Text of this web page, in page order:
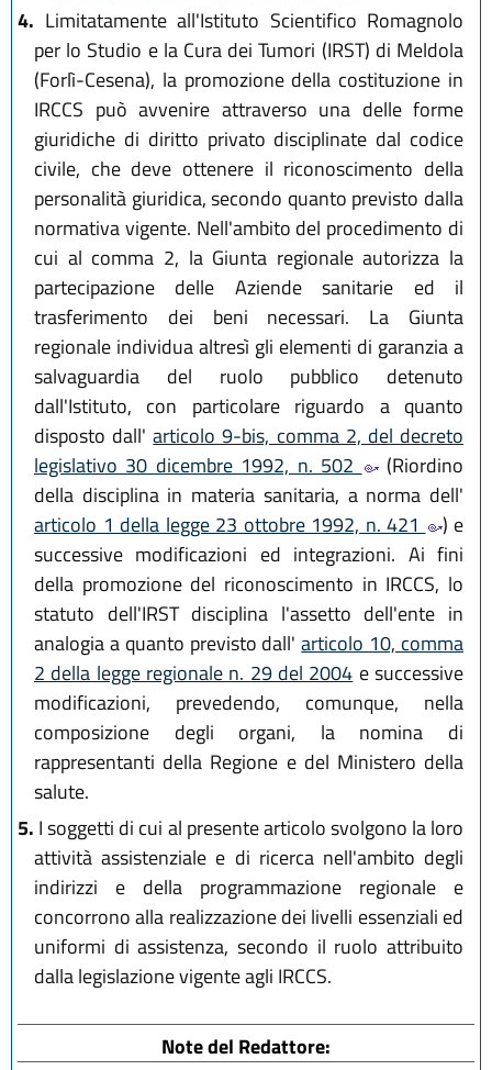
4. Limitatamente all'Istituto Scientifico Romagnolo
per lo Studio e la Cura dei Tumori (IRST) di Meldola
(Forlì-Cesena), la promozione della costituzione in
IRCCS può avvenire attraverso una delle forme
giuridiche di diritto privato disciplinate dal codice
civile, che deve ottenere il riconoscimento della
personalità giuridica, secondo quanto previsto dalla
normativa vigente. Nell'ambito del procedimento di
cui al comma 2, la Giunta regionale autorizza la
partecipazione delle Aziende sanitarie ed il
trasferimento dei beni necessari. La Giunta
regionale individua altresì gli elementi di garanzia a
salvaguardia del ruolo pubblico detenuto
dall'Istituto, con particolare riguardo a quanto
disposto dall'articolo 9-bis, comma 2, del decreto
legislativo 30 dicembre 1992, n. 502
(Riordino
della disciplina in materia sanitaria, a norma dell'
articolo 1 della legge 23 ottobre 1992, n. 421
) e
successive modificazioni ed integrazioni. Ai fini
della promozione del riconoscimento in IRCCS, lo
statuto dell'IRST disciplina l'assetto dell'ente in
analogia a quanto previsto dall'articolo 10, comma
2 della legge regionale n. 29 del 2004 e successive
modificazioni, prevedendo, comunque, nella
composizione degli organi, la nomina di
rappresentanti della Regione e del Ministero della
salute.
5. I soggetti di cui al presente articolo svolgono la loro
attività assistenziale e di ricerca nell'ambito degli
indirizzi e della programmazione regionale e
concorrono alla realizzazione dei livelli essenziali ed
uniformi di assistenza, secondo il ruolo attribuito
dalla legislazione vigente agli IRCCS.
Note del Redattore: